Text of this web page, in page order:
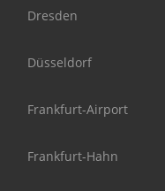
Dresden
Düsseldorf
Frankfurt-Airport
Frankfurt-Hahn